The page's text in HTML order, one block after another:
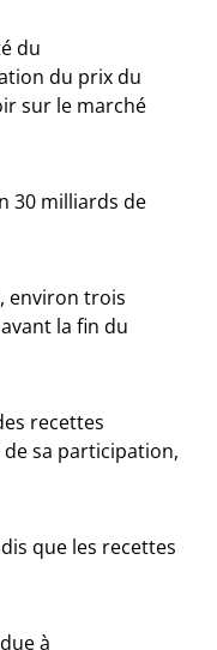
du
du prix du
sur le marché
30 milliards de
environ trois
la fin du
recettes
sa participation,
que les recettes
à